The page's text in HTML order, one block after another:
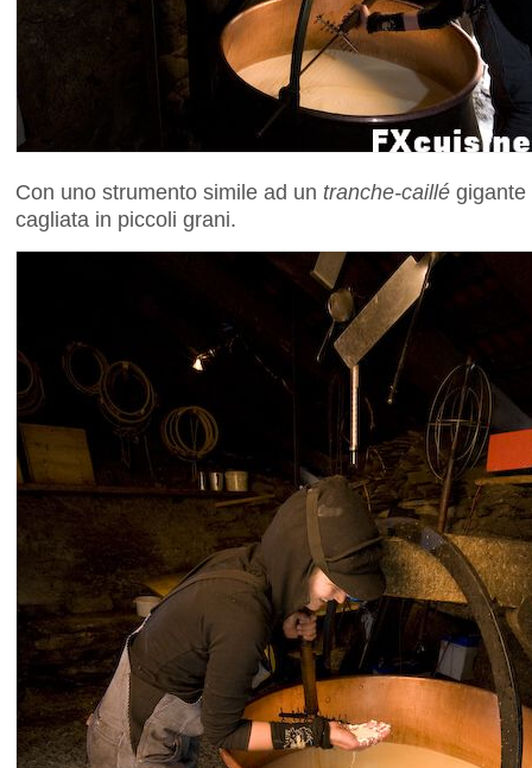
Con uno strumento simile ad un tranche-caillé gigante
cagliata in piccoli grani.